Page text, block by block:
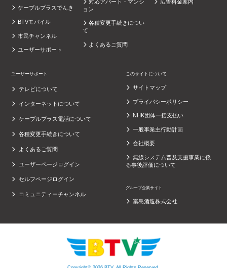
ケーブルプラスでんき
BTVモバイル
市民チャンネル
ユーザーサポート
対応アパート・マンシ
ョン
各種変更手続きについ
て
よくあるご質問
広告料金案内
ユーザーサポート
テレビについて
インターネットについて
ケーブルプラス電話について
各種変更手続きについて
よくあるご質問
ユーザーページログイン
セルフページログイン
コミュニティーチャンネル
このサイトについて
サイトマップ
プライバシーポリシー
NHK団体一括支払い
一般事業主行動計画
会社概要
無線システム普及支援事業に係
る事後評価について
グループ企業サイト
霧島酒造株式会社